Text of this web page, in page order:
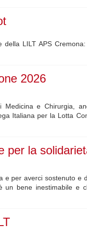
LILT APS
2026
e Chirurgia,
Italiana per la Lotta
per la
e per averci sostenuto e
bene inestimabile e